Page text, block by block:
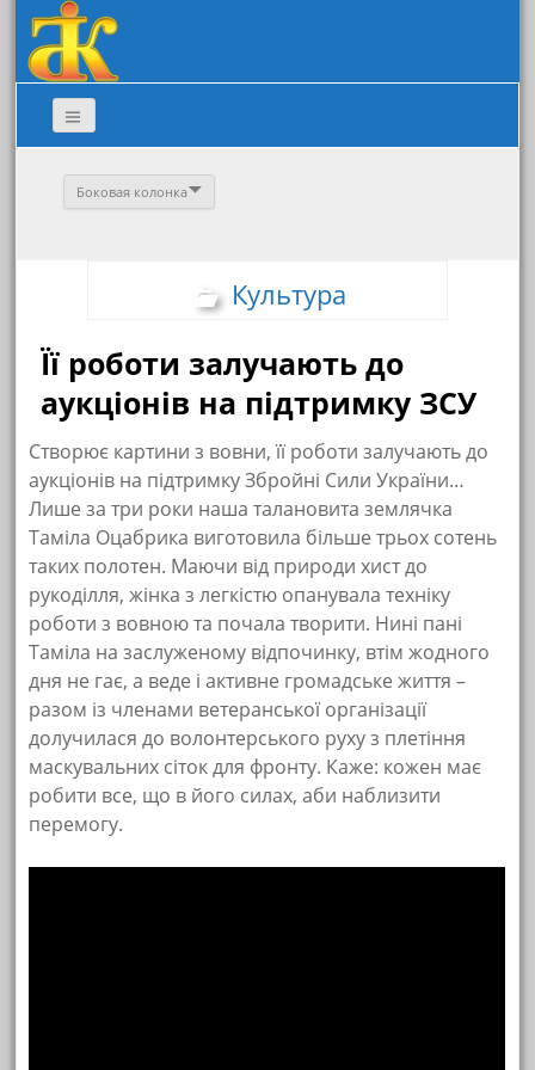
Боковая колонка
Культура
Її роботи залучають до
аукціонів на підтримку ЗСУ
Створює картини з вовни, її роботи залучають до
аукціонів на підтримку Збройні Сили України…
Лише за три роки наша талановита землячка
Таміла Оцабрика виготовила більше трьох сотень
таких полотен. Маючи від природи хист до
рукоділля, жінка з легкістю опанувала техніку
роботи з вовною та почала творити. Нині пані
Таміла на заслуженому відпочинку, втім жодного
дня не гає, а веде і активне громадське життя –
разом із членами ветеранської організації
долучилася до волонтерського руху з плетіння
маскувальних сіток для фронту. Каже: кожен має
робити все, що в його силах, аби наблизити
перемогу.